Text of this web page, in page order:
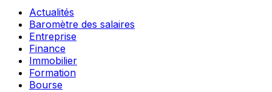
Actualités
Baromètre des salaires
Entreprise
Finance
Immobilier
Formation
Bourse